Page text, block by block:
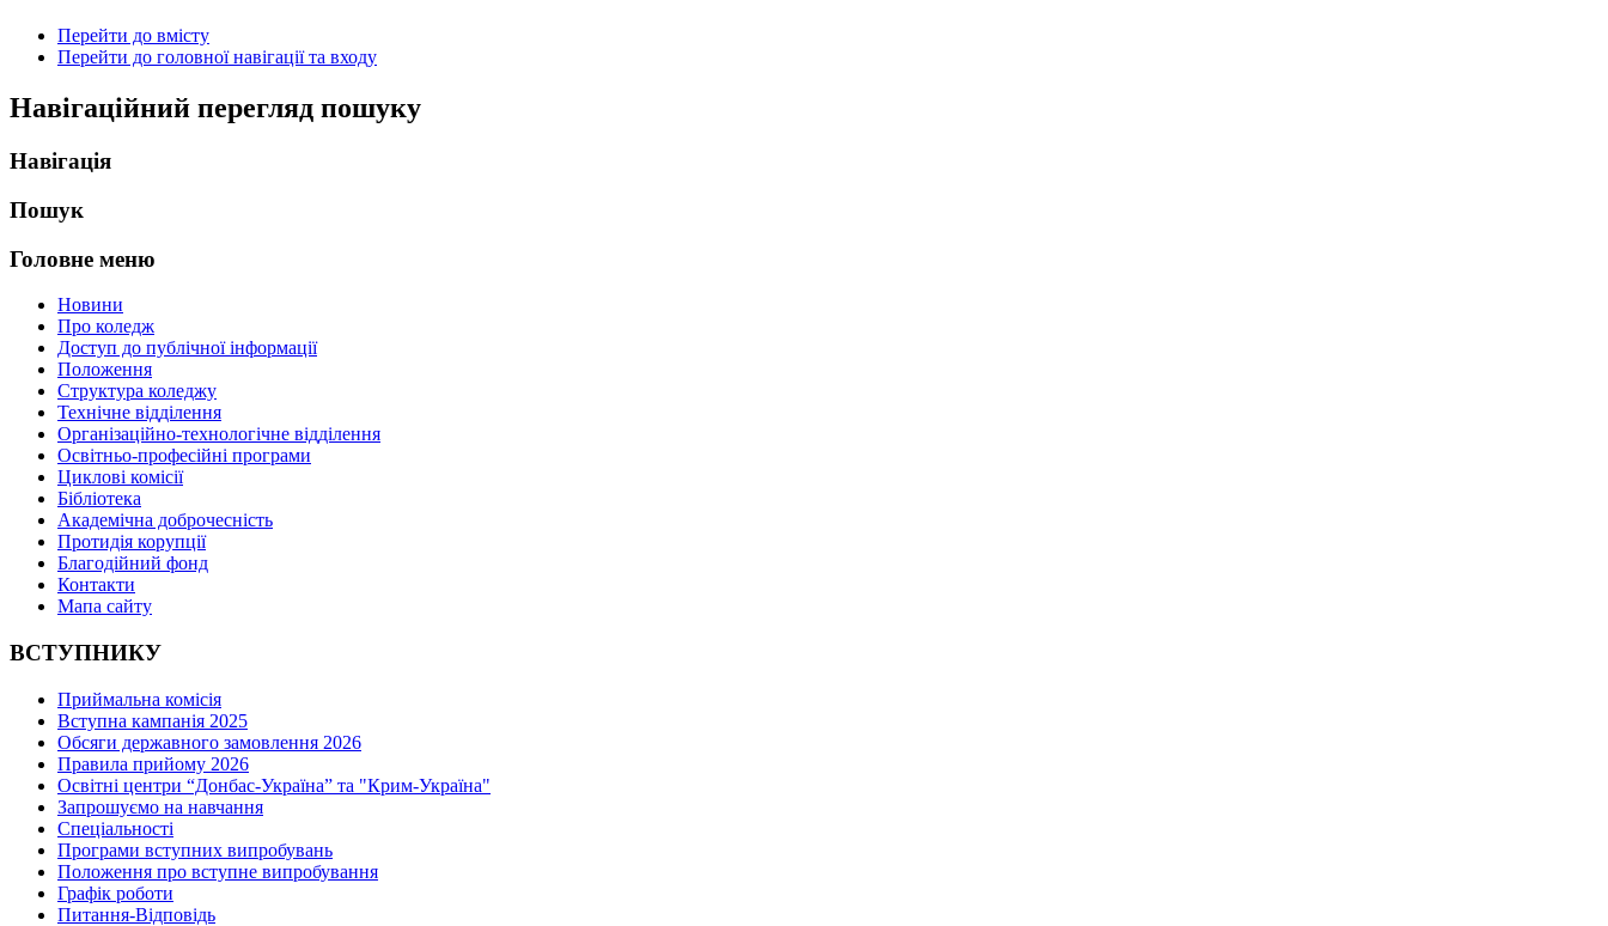
Перейти до вмісту
Перейти до головної навігації та входу
Навігаційний перегляд пошуку
Навігація
Пошук
Головне меню
Новини
Про коледж
Доступ до публічної інформації
Положення
Структура коледжу
Технічне відділення
Організаційно-технологічне відділення
Освітньо-професійні програми
Циклові комісії
Бібліотека
Академічна доброчесність
Протидія корупції
Благодійний фонд
Контакти
Мапа сайту
ВСТУПНИКУ
Приймальна комісія
Вступна кампанія 2025
Обсяги державного замовлення 2026
Правила прийому 2026
Освітні центри “Донбас-Україна” та "Крим-Україна"
Запрошуємо на навчання
Спеціальності
Програми вступних випробувань
Положення про вступне випробування
Графік роботи
Питання-Відповідь